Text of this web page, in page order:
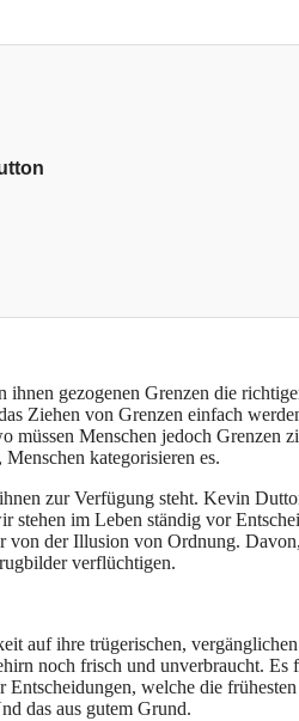
gezogenen Grenzen die
Ziehen von Grenzen einfach
müssen Menschen jedoch Grenzen
kategorisieren es.
zur Verfügung steht. Kevin
stehen im Leben ständig vor
der Illusion von Ordnung.
verflüchtigen.
auf ihre trügerischen,
noch frisch und unverbraucht.
welche die
das aus gutem Grund.